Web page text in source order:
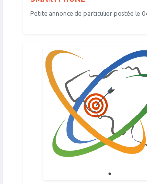
Petite annonce de particulier postée le